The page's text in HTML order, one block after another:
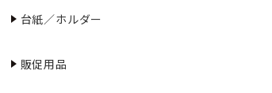
台紙／ホルダー
販促用品